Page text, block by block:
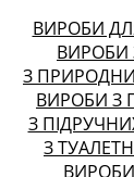
ВИРОБИ
ВИРОБИ
З
ВИРОБИ З
З
З